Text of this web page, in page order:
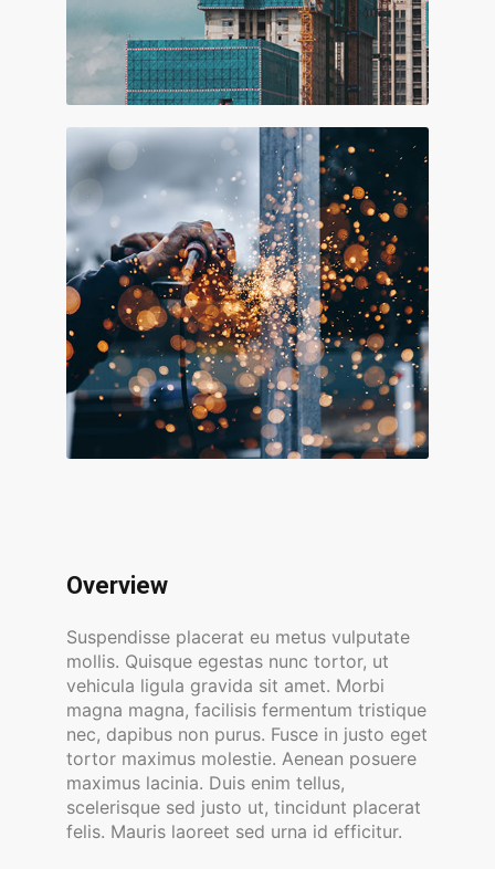
Overview
Suspendisse placerat eu metus vulputate
mollis. Quisque egestas nunc tortor, ut
vehicula ligula gravida sit amet. Morbi
magna magna, facilisis fermentum tristique
nec, dapibus non purus. Fusce in justo eget
tortor maximus molestie. Aenean posuere
maximus lacinia. Duis enim tellus,
scelerisque sed justo ut, tincidunt placerat
felis. Mauris laoreet sed urna id efficitur.